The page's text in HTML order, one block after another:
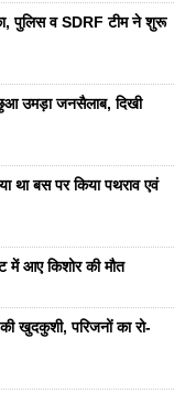
पुलिस व SDRF टीम ने शुरू
उमड़ा जनसैलाब, दिखी
था बस पर किया पथराव एवं
में आए किशोर की मौत
खुदकुशी, परिजनों का रो-